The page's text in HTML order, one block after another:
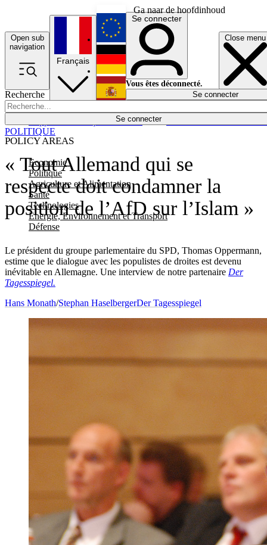
Ga naar de hoofdinhoud
Open sub
navigation
Close menu
Recherche
Se connecter
POLICY AREAS
Economie
Politique
Agriculture et Alimentation
Santé
Technologies
Energie, Environnement et Transport
Défense
Économie
Français
English
Deutsch
Español
Se connecter
Vous êtes déconnecté.
Se connecter
« Tout Allemand qui se
respecte doit condamner la
position de l’AfD sur l’Islam »
Le président du groupe parlementaire du SPD, Thomas Oppermann,
estime que le dialogue avec les populistes de droites est devenu
inévitable en Allemagne. Une interview de notre partenaire Der
Tagesspiegel.
POLITIQUE
Hans Monath/Stephan HaselbergerDer Tagesspiegel